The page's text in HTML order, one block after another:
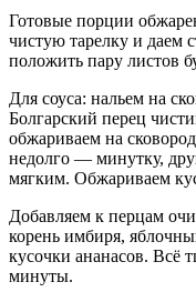
Готовые порции
чистую тарелку и даем
положить пару листов
Для соуса: нальем на
Болгарский перец
обжариваем на
недолго — минутку,
мягким. Обжариваем
Добавляем к перцам
корень имбиря,
кусочки ананасов. Всё
минуты.